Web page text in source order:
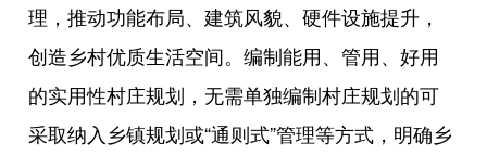
理，推动功能布局、建筑风貌、硬件设施提升，
创造乡村优质生活空间。编制能用、管用、好用
的实用性村庄规划，无需单独编制村庄规划的可
采取纳入乡镇规划或“通则式”管理等方式，明确乡